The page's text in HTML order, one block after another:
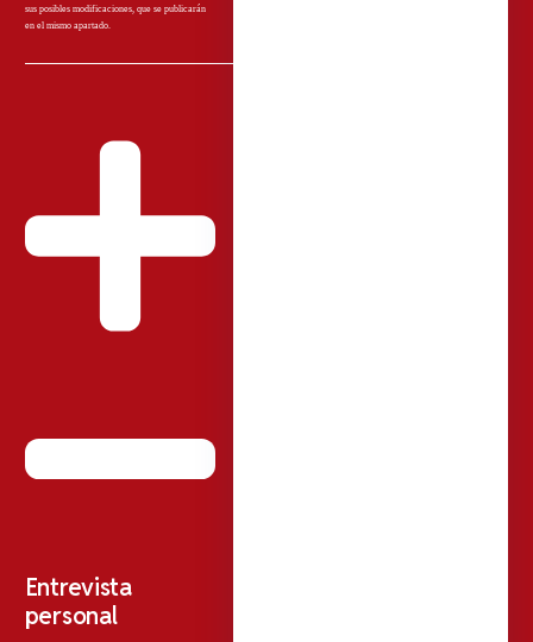
sus posibles modificaciones, que se publicarán
en el mismo apartado.
Entrevista
personal